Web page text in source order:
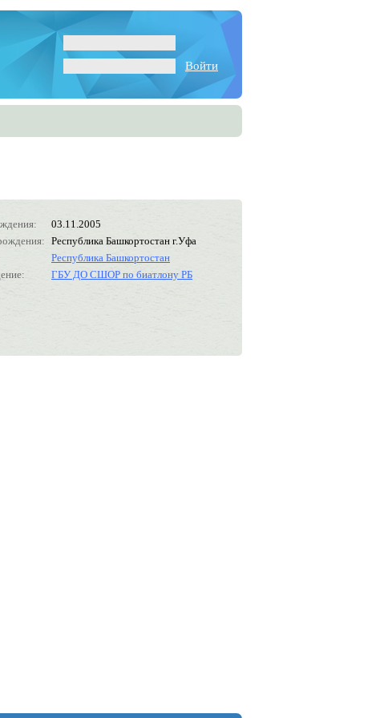
Войти
03.11.2005
Республика Башкортостан г.Уфа
Республика Башкортостан
ГБУ ДО СШОР по биатлону РБ